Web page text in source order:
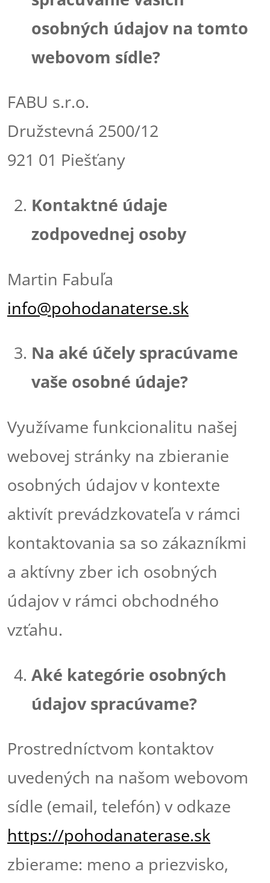
osobných údajov na tomto
webovom sídle?
FABU s.r.o.
Družstevná 2500/12
921 01 Piešťany
Kontaktné údaje
zodpovednej osoby
Martin Fabuľa
info@pohodanaterse.sk
Na aké účely spracúvame
vaše osobné údaje?
Využívame funkcionalitu našej
webovej stránky na zbieranie
osobných údajov v kontexte
aktivít prevádzkovateľa v rámci
kontaktovania sa so zákazníkmi
a aktívny zber ich osobných
údajov v rámci obchodného
vzťahu.
Aké kategórie osobných
údajov spracúvame?
Prostredníctvom kontaktov
uvedených na našom webovom
sídle (email, telefón) v odkaze
https://pohodanaterase.sk
zbierame: meno a priezvisko,